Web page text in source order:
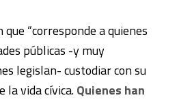
“corresponde a quienes
públicas -y muy
legislan- custodiar con su
la vida cívica.Quienes han